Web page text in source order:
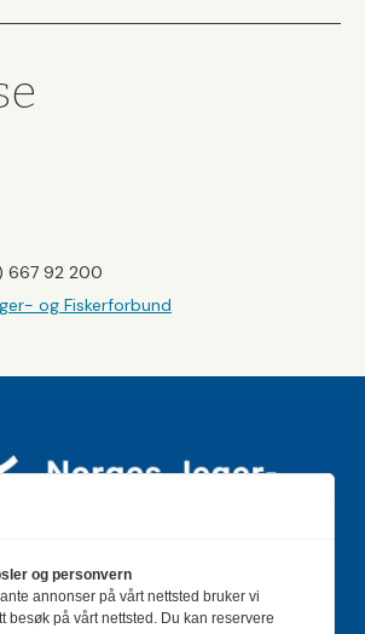
667 92 200
og Fiskerforbund
største og eldste magasin for
og personvern
annonser på vårt nettsted bruker vi
besøk på vårt nettsted. Du kan reservere